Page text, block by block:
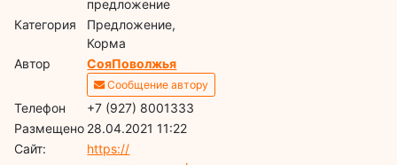
предложение
Категория
Предложение,
Корма
Автор
СояПоволжья
Сообщение автору
Телефон
+7 (927) 8001333
Размещено 28.04.2021 11:22
Сайт:
https://